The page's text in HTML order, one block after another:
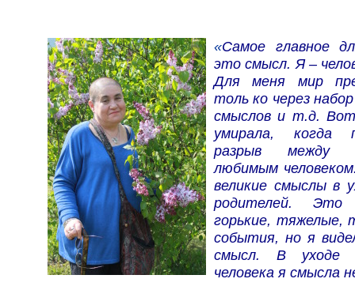
«Самое главное
это смысл. Я –
Для меня мир
толь ко через
смыслов и т.д.
умирала, когда
разрыв
любимым
великие смыслы в
родителей. Это
горькие, тяжелые,
события, но я
смысл. В уходе
человека я смысла